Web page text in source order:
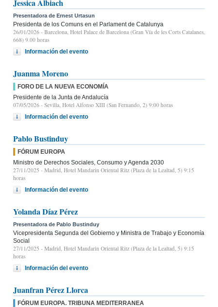
Jessica Albiach
Presentadora de Ernest Urtasun
Presidenta de los Comuns en el Parlament de Catalunya
26/01/2026 - Barcelona, Hotel Palace de Barcelona (Gran Vía de les Corts Catalanes,
668) 9.00 horas
Información del evento
Juanma Moreno
FORO DE LA NUEVA ECONOMÍA
Presidente de la Junta de Andalucía
07/05/2026 - Sevilla, Hotel Alfonso XIII (San Fernando, 2) 9:00 horas
Información del evento
Pablo Bustinduy
FÓRUM EUROPA
Ministro de Derechos Sociales, Consumo y Agenda 2030
27/11/2025 - Madrid, Hotel Mandarin Oriental Ritz (Plaza de la Lealtad, 5) 9:15
horas
Información del evento
Yolanda Díaz Pérez
Presentadora de Pablo Bustinduy
Vicepresidenta Segunda del Gobierno y Ministra de Trabajo y Economía
Social
27/11/2025 - Madrid, Hotel Mandarin Oriental Ritz (Plaza de la Lealtad, 5) 9:15
horas
Información del evento
Juanfran Pérez Llorca
FÓRUM EUROPA. TRIBUNA MEDITERRANEA